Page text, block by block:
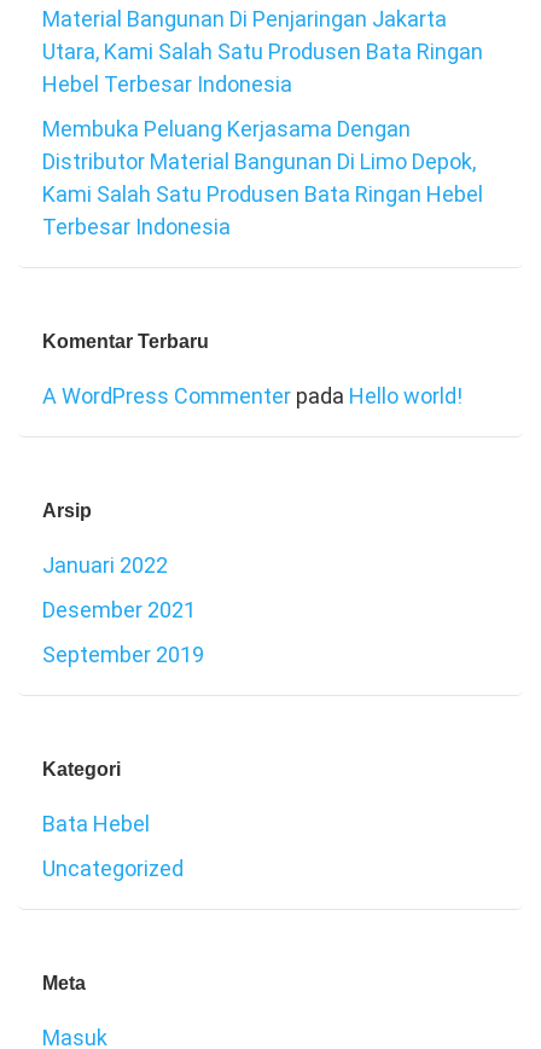
Material Bangunan Di Penjaringan Jakarta
Utara, Kami Salah Satu Produsen Bata Ringan
Hebel Terbesar Indonesia
Membuka Peluang Kerjasama Dengan
Distributor Material Bangunan Di Limo Depok,
Kami Salah Satu Produsen Bata Ringan Hebel
Terbesar Indonesia
Komentar Terbaru
A WordPress Commenter pada Hello world!
Arsip
Januari 2022
Desember 2021
September 2019
Kategori
Bata Hebel
Uncategorized
Meta
Masuk